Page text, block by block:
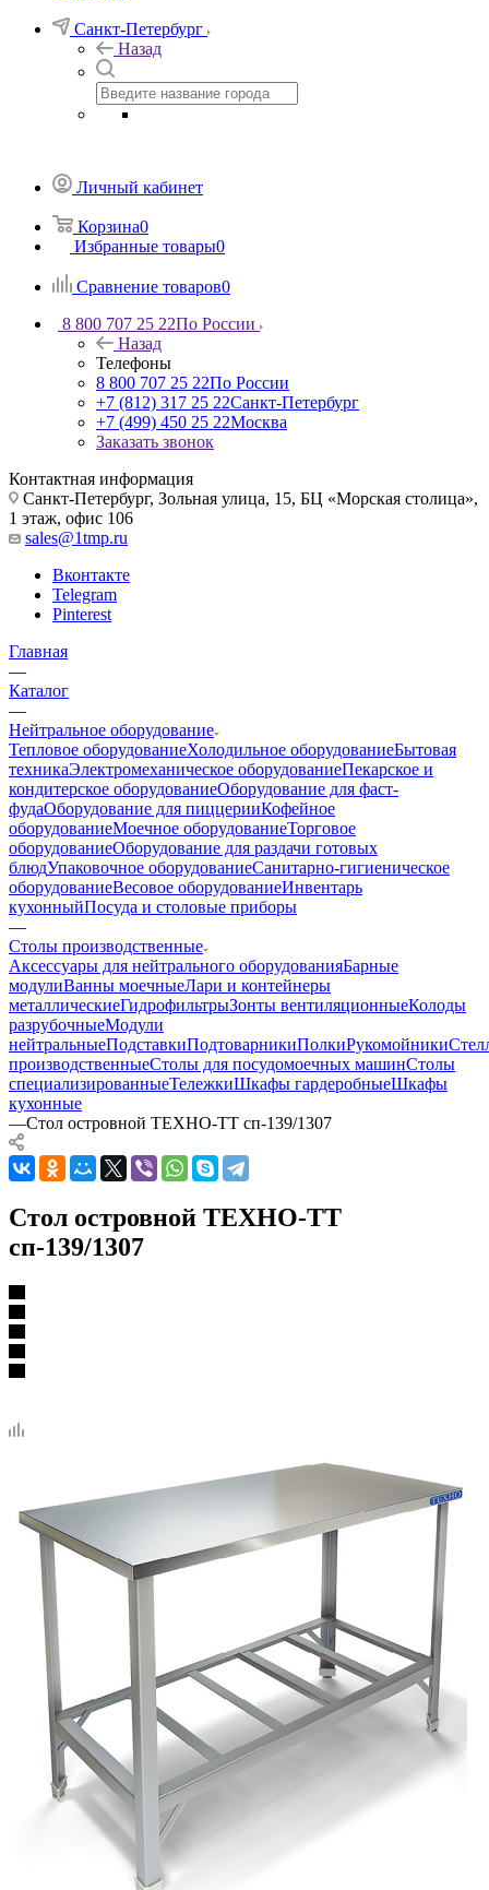
Санкт-Петербург
Назад
Личный кабинет
Корзина0
Избранные товары0
Сравнение товаров0
8 800 707 25 22По России
Назад
Телефоны
8 800 707 25 22По России
+7 (812) 317 25 22Санкт-Петербург
+7 (499) 450 25 22Москва
Заказать звонок
Контактная информация
Санкт-Петербург, Зольная улица, 15, БЦ «Морская столица»,
1 этаж, офис 106
sales@1tmp.ru
Вконтакте
Telegram
Pinterest
Главная
—
Каталог
—
Нейтральное оборудование
Тепловое оборудованиеХолодильное оборудованиеБытовая
техникаЭлектромеханическое оборудованиеПекарское и
кондитерское оборудованиеОборудование для фаст-
фудаОборудование для пиццерииКофейное
оборудованиеМоечное оборудованиеТорговое
оборудованиеОборудование для раздачи готовых
блюдУпаковочное оборудованиеСанитарно-гигиеническое
оборудованиеВесовое оборудованиеИнвентарь
кухонныйПосуда и столовые приборы
—
Столы производственные
Аксессуары для нейтрального оборудованияБарные
модулиВанны моечныеЛари и контейнеры
металлическиеГидрофильтрыЗонты вентиляционныеКолоды
разрубочныеМодули
нейтральныеПодставкиПодтоварникиПолкиРукомойники
производственныеСтолы для посудомоечных машинСтолы
специализированныеТележкиШкафы гардеробныеШкафы
кухонные
—Стол островной ТЕХНО-ТТ сп-139/1307
Стол островной ТЕХНО-ТТ
сп-139/1307